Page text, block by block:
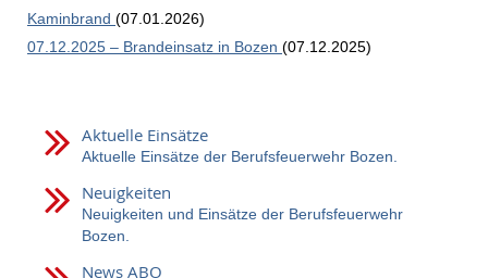
Kaminbrand (07.01.2026)
07.12.2025 – Brandeinsatz in Bozen (07.12.2025)
Aktuelle Einsätze
Aktuelle Einsätze der Berufsfeuerwehr Bozen.
Neuigkeiten
Neuigkeiten und Einsätze der Berufsfeuerwehr
Bozen.
News ABO